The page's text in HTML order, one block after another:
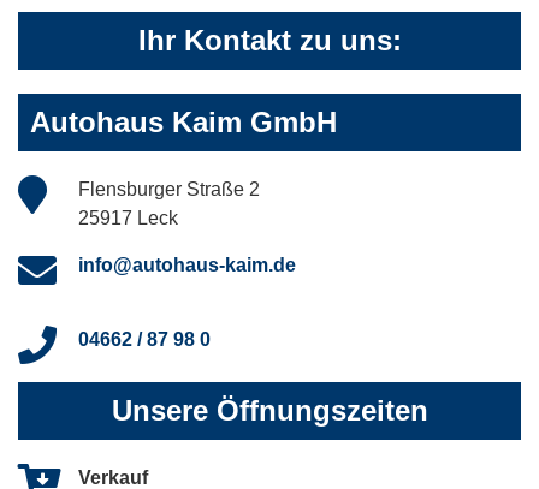
Ihr Kontakt zu uns:
Autohaus Kaim GmbH
Flensburger Straße 2
25917 Leck
info@autohaus-kaim.de
04662 / 87 98 0
Unsere Öffnungszeiten
Verkauf